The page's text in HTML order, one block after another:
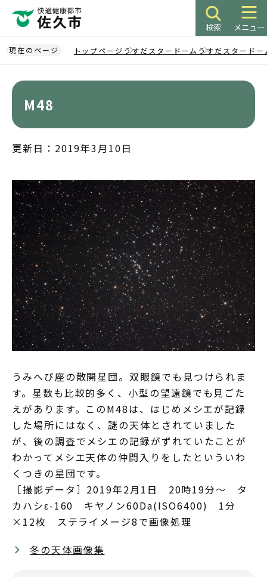
ペ
ー
ジ
検索 メニュー
現在のページ トップページ うすだスタードーム うすだスタード
M48
更新日：2019年3月10日
うみへび座の散開星団。双眼鏡でも見つけられま
す。星数も比較的多く、小型の望遠鏡でも見ごた
えがあります。このM48は、はじめメシエが記録
した場所にはなく、謎の天体とされていました
が、後の調査でメシエの記録がずれていたことが
わかってメシエ天体の仲間入りをしたといういわ
くつきの星団です。
［撮影データ］2019年2月1日 20時19分～ タ
カハシε-160 キヤノン60Da(ISO6400) 1分
×12枚 ステライメージ8で画像処理
冬の天体画像集